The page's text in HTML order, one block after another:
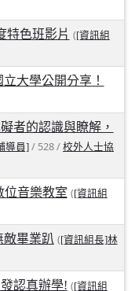
一
特色班影片 ([資訊組
大學公開分享！
者的認識與瞭解，
導員] / 528 / 校外人士協
位音樂教室 ([資訊組
敵畢業趴 ([資訊組長]林
認真辦學! ([資訊組